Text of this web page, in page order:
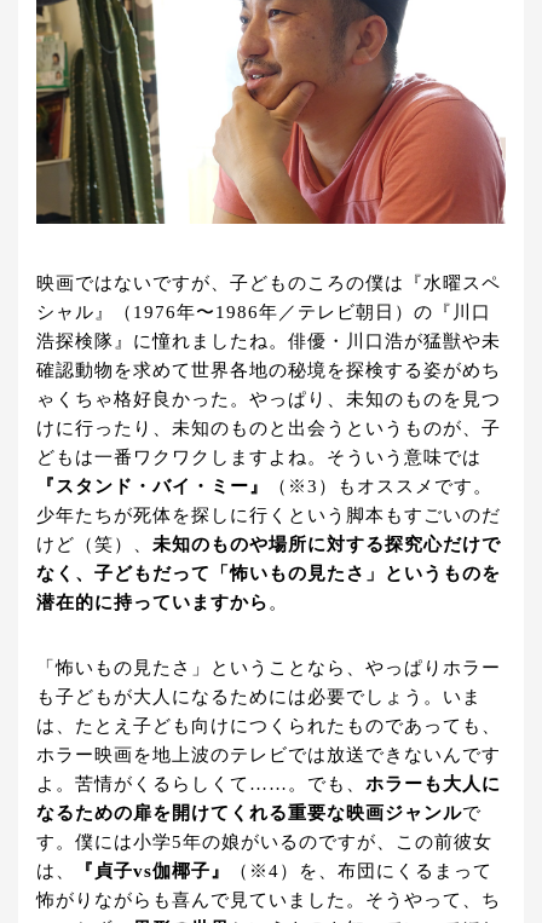
映画ではないですが、子どものころの僕は『水曜スペ
シャル』（1976年〜1986年／テレビ朝日）の『川口
浩探検隊』に憧れましたね。俳優・川口浩が猛獣や未
確認動物を求めて世界各地の秘境を探検する姿がめち
ゃくちゃ格好良かった。やっぱり、未知のものを見つ
けに行ったり、未知のものと出会うというものが、子
どもは一番ワクワクしますよね。そういう意味では
『スタンド・バイ・ミー』
（※3）もオススメです。
少年たちが死体を探しに行くという脚本もすごいのだ
けど（笑）、 未知のものや場所に対する探究心だけで
なく、子どもだって「怖いもの見たさ」というものを
潜在的に持っていますから 。
「怖いもの見たさ」ということなら、やっぱりホラー
も子どもが大人になるためには必要でしょう。いま
は、たとえ子ども向けにつくられたものであっても、
ホラー映画を地上波のテレビでは放送できないんです
よ。苦情がくるらしくて……。でも、 ホラーも大人に
なるための扉を開けてくれる重要な映画ジャンルで
す。僕には小学5年の娘がいるのですが、この前彼女
は、
『貞子vs伽椰子』
（※4）を、布団にくるまって
怖がりながらも喜んで見ていました。そうやって、ち